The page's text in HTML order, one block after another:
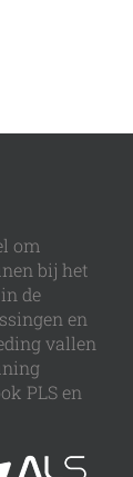
om
bij het
de
en
vallen
PLS en